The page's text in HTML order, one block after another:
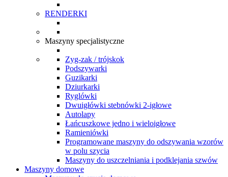
RENDERKI
Maszyny specjalistyczne
Zyg-zak / trójskok
Podszywarki
Guzikarki
Dziurkarki
Ryglówki
Dwuigłówki stebnówki 2-igłowe
Autolapy
Łańcuszkowe jedno i wieloigłowe
Ramieniówki
Programowane maszyny do odszywania wzorów
w polu szycia
Maszyny do uszczelniania i podklejania szwów
Maszyny domowe